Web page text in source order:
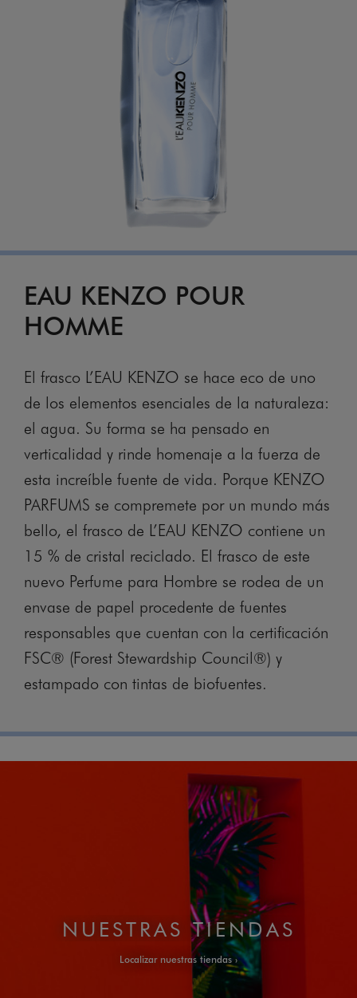
EAU KENZO POUR
HOMME
El frasco L’EAU KENZO se hace eco de uno
de los elementos esenciales de la naturaleza:
el agua. Su forma se ha pensado en
verticalidad y rinde homenaje a la fuerza de
esta increíble fuente de vida. Porque KENZO
PARFUMS se compremete por un mundo más
bello, el frasco de L’EAU KENZO contiene un
15 % de cristal reciclado. El frasco de este
nuevo Perfume para Hombre se rodea de un
envase de papel procedente de fuentes
responsables que cuentan con la certificación
FSC® (Forest Stewardship Council®) y
estampado con tintas de biofuentes.
NUESTRAS TIENDAS
Localizar nuestras tiendas